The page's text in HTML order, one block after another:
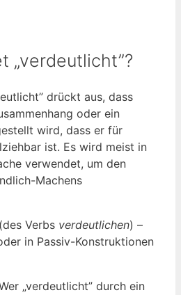
„verdeutlicht”?
drückt aus, dass
oder ein
wird, dass er für
ist. Es wird meist in
verwendet, um den
Machens
Verbs verdeutlichen) –
in Passiv-Konstruktionen
„verdeutlicht” durch ein